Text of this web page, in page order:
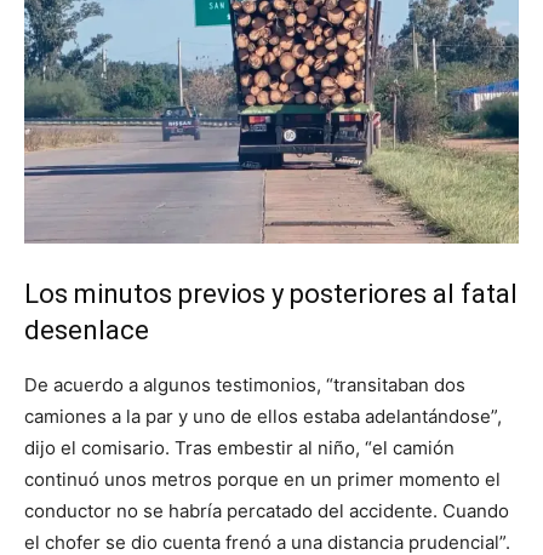
Los minutos previos y posteriores al fatal
desenlace
De acuerdo a algunos testimonios, “transitaban dos
camiones a la par y uno de ellos estaba adelantándose”,
dijo el comisario. Tras embestir al niño, “el camión
continuó unos metros porque en un primer momento el
conductor no se habría percatado del accidente. Cuando
el chofer se dio cuenta frenó a una distancia prudencial”.